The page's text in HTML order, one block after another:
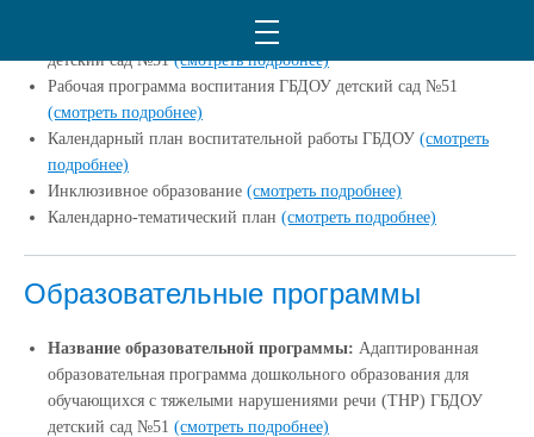
Образовательная программа дошкольного образования ГБДОУ
детский сад №51(смотреть подробнее)
Рабочая программа воспитания ГБДОУ детский сад №51
(смотреть подробнее)
Календарный план воспитательной работы ГБДОУ (смотреть
подробнее)
Инклюзивное образование (смотреть подробнее)
Календарно-тематический план (смотреть подробнее)
Образовательные программы
Название образовательной программы: Адаптированная
образовательная программа дошкольного образования для
обучающихся с тяжелыми нарушениями речи (ТНР) ГБДОУ
детский сад №51 (смотреть подробнее)